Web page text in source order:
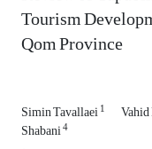
Tourism
Qom Province
Simin Tavallaei1
Shabani4